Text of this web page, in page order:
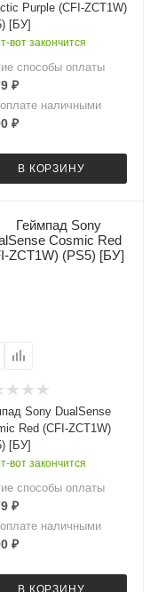
Purple (CFI-ZCT1W)
[БУ]
вот закончится
способы оплаты
₽
наличными
₽
В КОРЗИНУ
Sony DualSense
Red (CFI-ZCT1W)
[БУ]
вот закончится
способы оплаты
₽
наличными
₽
В КОРЗИНУ